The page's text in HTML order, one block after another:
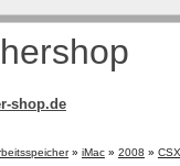
» iMac» 2008 »
shop.de